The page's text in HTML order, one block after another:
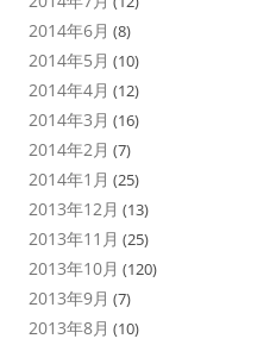
2014年6月 (8)
2014年5月 (10)
2014年4月 (12)
2014年3月 (16)
2014年2月 (7)
2014年1月 (25)
2013年12月 (13)
2013年11月 (25)
2013年10月 (120)
2013年9月 (7)
2013年8月 (10)